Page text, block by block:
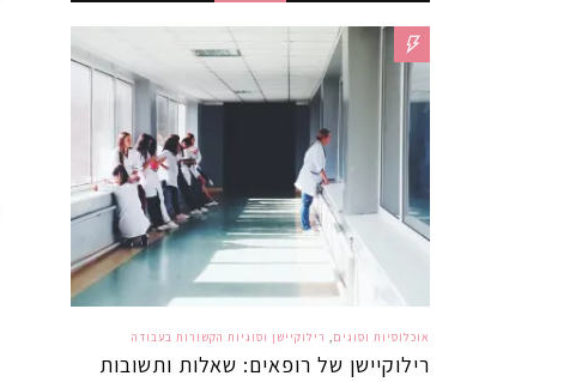
אוכלוסיות וסוגים, רילוקיישן וסוגיות הקשורות בעבודה
רילוקיישן של רופאים: שאלות ותשובות